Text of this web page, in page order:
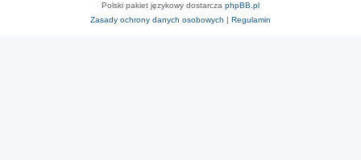
Polski pakiet językowy dostarcza phpBB.pl
Zasady ochrony danych osobowych | Regulamin